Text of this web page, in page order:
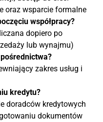
oraz wsparcie formalne
współpracy?
dopiero po
lub wynajmu)
zakres usług i
kredytu?
doradców kredytowych
dokumentów